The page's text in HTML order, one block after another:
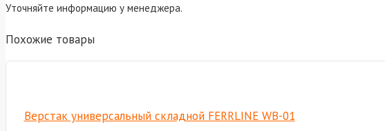
Уточняйте информацию у менеджера.
Похожие товары
Верстак универсальный складной FERRLINE WB-01